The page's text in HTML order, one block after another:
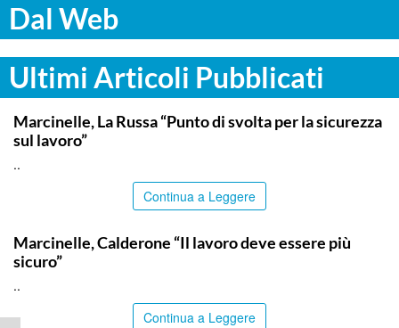
Dal Web
Ultimi Articoli Pubblicati
ITALPRESS
Marcinelle, La Russa “Punto di svolta per la sicurezza
sul lavoro”
..
Continua a Leggere
Marcinelle, Calderone “Il lavoro deve essere più
sicuro”
..
Continua a Leggere